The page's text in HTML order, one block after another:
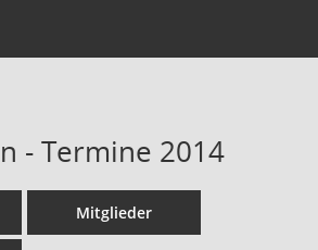
- Termine 2014
Mitglieder